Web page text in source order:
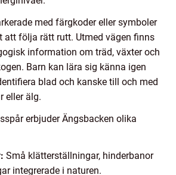
med färgkoder eller symboler
att följa rätt rutt. Utmed vägen finns
information om träd, växter och
Barn kan lära sig känna igen
blad och kanske till och med
eller älg.
erbjuder Ängsbacken olika
Små klätterställningar, hinderbanor
integrerade i naturen.